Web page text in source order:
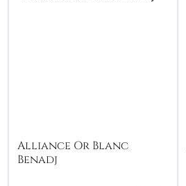
Alliance Or Blanc
Benadj